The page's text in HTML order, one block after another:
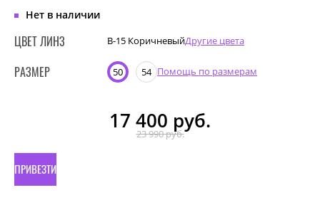
Нет в наличии
ЦВЕТ ЛИНЗ B-15 КоричневыйДругие цвета
РАЗМЕР 50 54 Помощь по размерам
17 400 руб.
23 990 руб.
ПРИВЕЗТИ